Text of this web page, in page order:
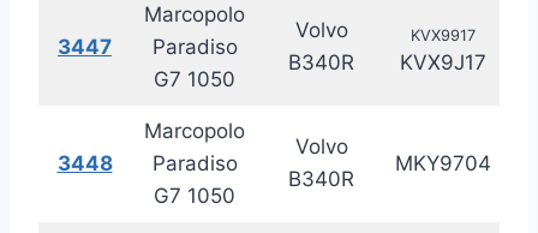
3447
Marcopolo
Paradiso
G7 1050
Volvo
B340R
KVX9917
KVX9J17
3448
Marcopolo
Paradiso
G7 1050
Volvo
B340R
MKY9704